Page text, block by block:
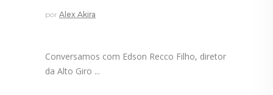
por Alex Akira
Conversamos com Edson Recco Filho, diretor
da Alto Giro